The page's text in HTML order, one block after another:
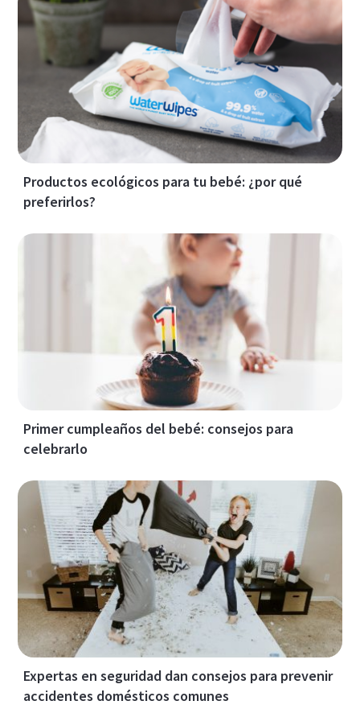
Productos ecológicos para tu bebé: ¿por qué
preferirlos?
Primer cumpleaños del bebé: consejos para
celebrarlo
Expertas en seguridad dan consejos para prevenir
accidentes domésticos comunes